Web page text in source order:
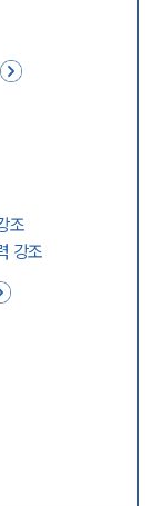
조
강조